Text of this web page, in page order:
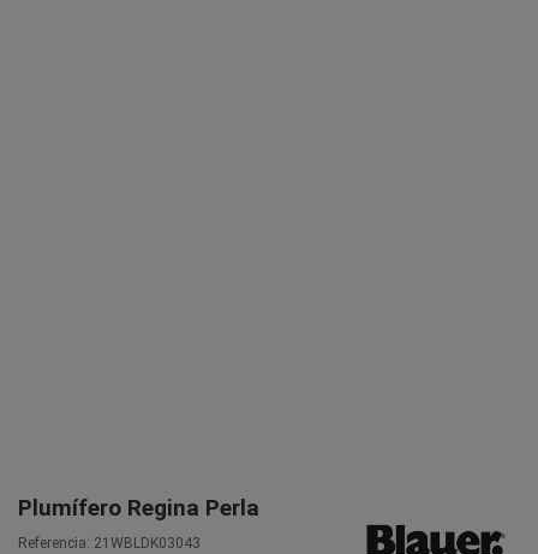
Plumífero Regina Perla
Referencia: 21WBLDK03043